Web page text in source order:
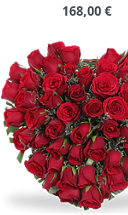
168,00 €